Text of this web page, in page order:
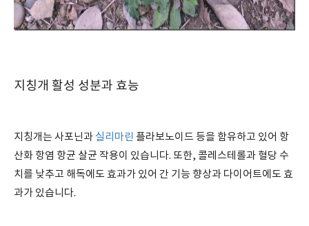
지칭개 활성 성분과 효능
지칭개는 사포닌과 실리마린 플라보노이드 등을 함유하고 있어 항
산화 항염 항균 살균 작용이 있습니다. 또한, 콜레스테롤과 혈당 수
치를 낮추고 해독에도 효과가 있어 간 기능 향상과 다이어트에도 효
과가 있습니다.